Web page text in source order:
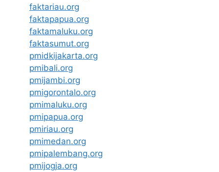
faktariau.org
faktapapua.org
faktamaluku.org
faktasumut.org
pmidkijakarta.org
pmibali.org
pmijambi.org
pmigorontalo.org
pmimaluku.org
pmipapua.org
pmiriau.org
pmimedan.org
pmipalembang.org
pmijogja.org